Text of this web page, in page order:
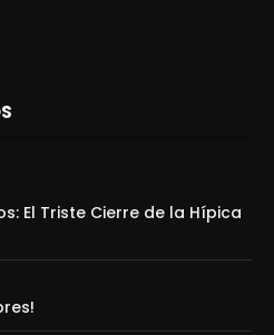
El Triste Cierre de la Hípica